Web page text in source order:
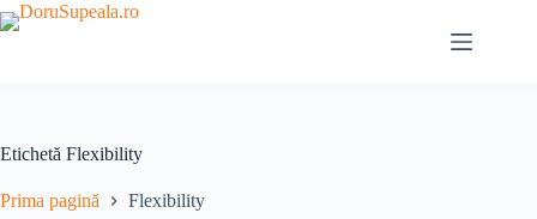
Sari
la
Etichetă Flexibility
Prima pagină Flexibility